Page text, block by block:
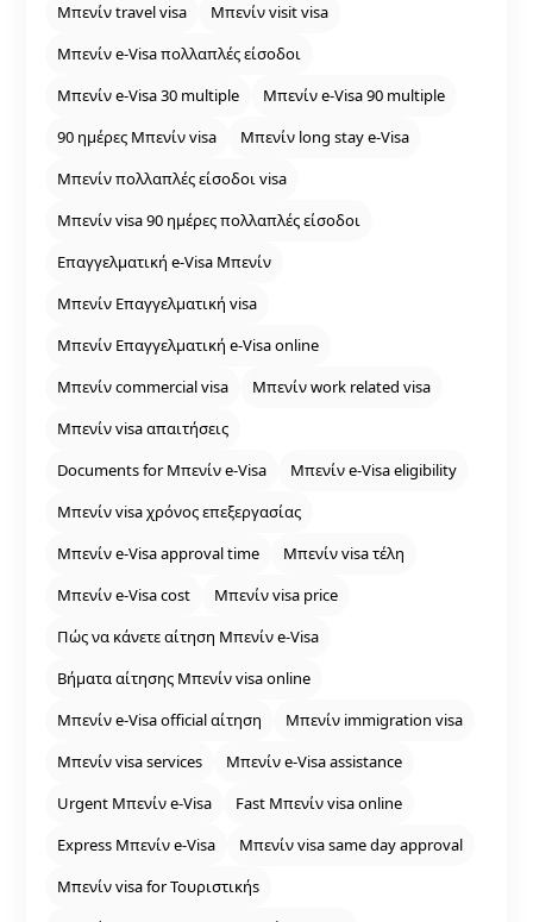
Μπενίν travel visa
Μπενίν visit visa
Μπενίν e‑Visa πολλαπλές είσοδοι
Μπενίν e‑Visa 30 multiple
Μπενίν e‑Visa 90 multiple
90 ημέρες Μπενίν visa
Μπενίν long stay e‑Visa
Μπενίν πολλαπλές είσοδοι visa
Μπενίν visa 90 ημέρες πολλαπλές είσοδοι
Επαγγελματική e‑Visa Μπενίν
Μπενίν Επαγγελματική visa
Μπενίν Επαγγελματική e‑Visa online
Μπενίν commercial visa
Μπενίν work related visa
Μπενίν visa απαιτήσεις
Documents for Μπενίν e‑Visa
Μπενίν e‑Visa eligibility
Μπενίν visa χρόνος επεξεργασίας
Μπενίν e‑Visa approval time
Μπενίν visa τέλη
Μπενίν e‑Visa cost
Μπενίν visa price
Πώς να κάνετε αίτηση Μπενίν e‑Visa
Βήματα αίτησης Μπενίν visa online
Μπενίν e‑Visa official αίτηση
Μπενίν immigration visa
Μπενίν visa services
Μπενίν e‑Visa assistance
Urgent Μπενίν e‑Visa
Fast Μπενίν visa online
Express Μπενίν e‑Visa
Μπενίν visa same day approval
Μπενίν visa for Τουριστικήs